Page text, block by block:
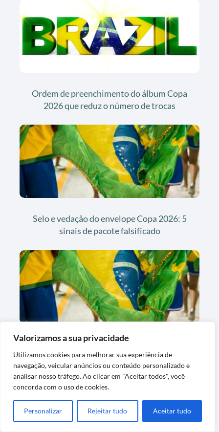
Valorizamos a sua privacidade
Utilizamos cookies para melhorar sua experiência de
navegação, veicular anúncios ou conteúdo personalizado e
analisar nosso tráfego. Ao clicar em "Aceitar todos", você
concorda com o uso de cookies.
Personalizar Rejeitar tudo Aceitar tudo
Ordem de preenchimento do álbum Copa
2026 que reduz o número de trocas
Selo e vedação do envelope Copa 2026: 5
sinais de pacote falsificado
Álbum da Copa 2026 na fase dos 30%: o
que esperar e como destravar